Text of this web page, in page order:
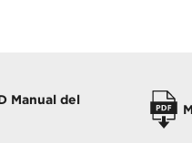
Manual del